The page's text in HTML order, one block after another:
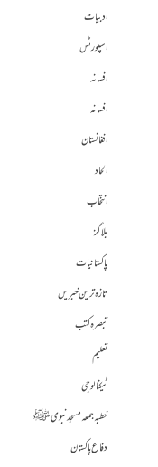
ادبیات
اسپورٹس
افسانہ
افسانہ
افغانستان
الحاد
انتخاب
بلاگز
پاکستانیات
تازہ ترین خبریں
تبصرہ کتب
تعلیم
ٹیکنالوجی
خطبہ جمعہ مسجد نبوی ﷺ
دفاع پاکستان